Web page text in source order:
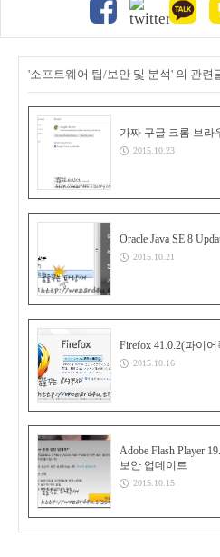
'소프트웨어 팁/보안 및 분석' 의 관련
가짜 구글 크롬 브라
2015.10.23
Oracle Java SE 8
2015.10.21
Firefox 41.0.2(파이
2015.10.16
Adobe Flash Player
보안 업데이트
2015.10.15